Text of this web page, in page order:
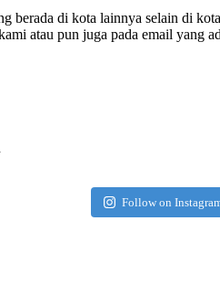
berada di kota lainnya selain di
atau pun juga pada email yang
Follow on